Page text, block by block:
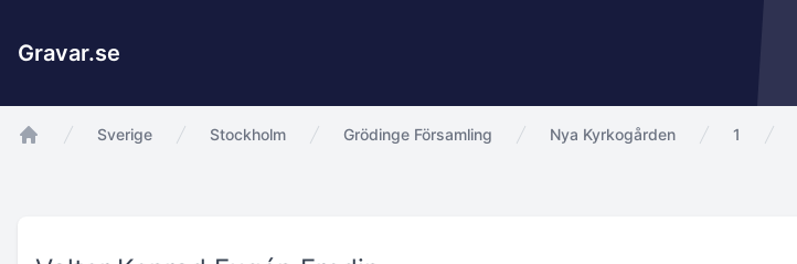
Gravar.se
Sverige Stockholm Grödinge Församling Nya Kyrkogården 1